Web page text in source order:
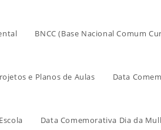
BNCC (Base Nacional Comum
e Planos de Aulas Data
Data Comemorativa Dia da